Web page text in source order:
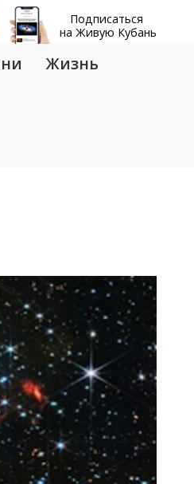
Подписаться
на Живую Кубань
Жизнь